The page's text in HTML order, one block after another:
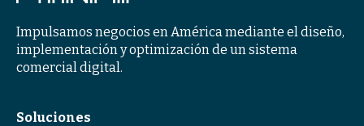
Impulsamos negocios en América mediante el diseño,
implementación y optimización de un sistema
comercial digital.
Soluciones